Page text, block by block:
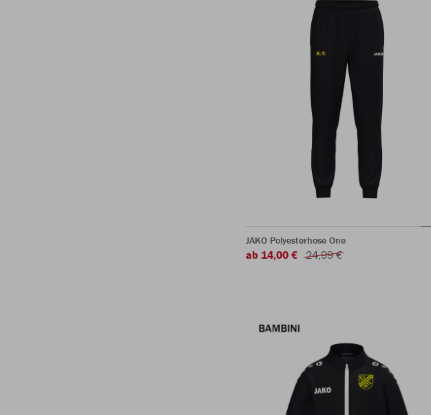
JAKO Polyesterhose One
ab 14,00 € 24,99 €